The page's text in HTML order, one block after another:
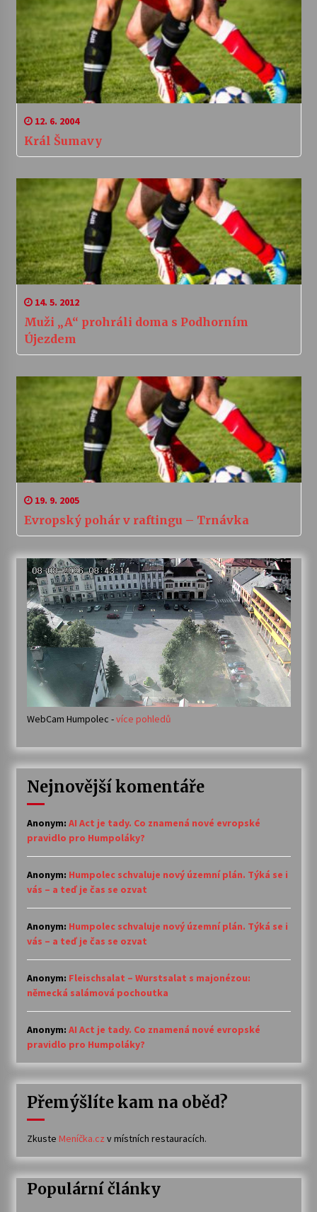
12. 6. 2004
Král Šumavy
14. 5. 2012
Muži „A“ prohráli doma s Podhorním
Újezdem
19. 9. 2005
Evropský pohár v raftingu – Trnávka
WebCam Humpolec -více pohledů
Nejnovější komentáře
Anonym: AI Act je tady. Co znamená nové evropské
pravidlo pro Humpoláky?
Anonym: Humpolec schvaluje nový územní plán. Týká se i
vás – a teď je čas se ozvat
Anonym: Humpolec schvaluje nový územní plán. Týká se i
vás – a teď je čas se ozvat
Anonym: Fleischsalat – Wurstsalat s majonézou:
německá salámová pochoutka
Anonym: AI Act je tady. Co znamená nové evropské
pravidlo pro Humpoláky?
Přemýšlíte kam na oběd?
Zkuste Meníčka.cz v místních restauracích.
Populární články